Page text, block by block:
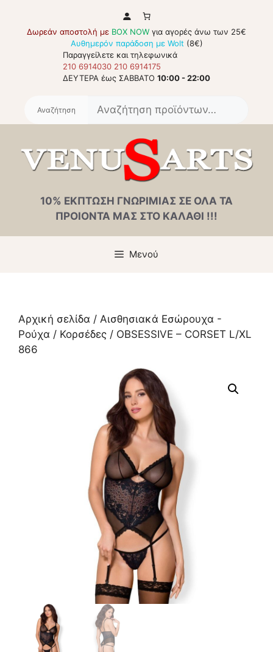
περιεχόμενο
Δωρεάν αποστολή με BOX NOW για αγορές άνω των 25€
Αυθημερόν παράδοση με Wolt (8€)
Παραγγείλετε και τηλεφωνικά
210 6914030 210 6914175
ΔΕΥΤΕΡΑ έως ΣΑΒΒΑΤΟ 10:00 - 22:00
10% ΕΚΠΤΩΣΗ ΓΝΩΡΙΜΙΑΣ ΣΕ ΟΛΑ ΤΑ
ΠΡΟΙΟΝΤΑ ΜΑΣ ΣΤΟ ΚΑΛΑΘΙ !!!
Μενού
Αρχική σελίδα / Αισθησιακά Εσώρουχα -
Ρούχα / Κορσέδες / OBSESSIVE – CORSET L/XL
866